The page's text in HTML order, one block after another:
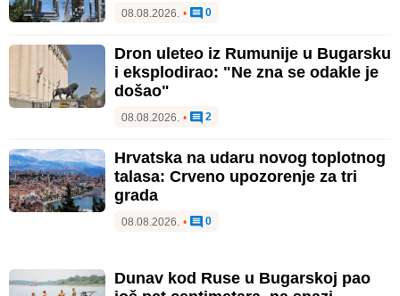
08.08.2026. • 0
Dron uleteo iz Rumunije u Bugarsku
i eksplodirao: "Ne zna se odakle je
došao"
08.08.2026. • 2
Hrvatska na udaru novog toplotnog
talasa: Crveno upozorenje za tri
grada
08.08.2026. • 0
Dunav kod Ruse u Bugarskoj pao